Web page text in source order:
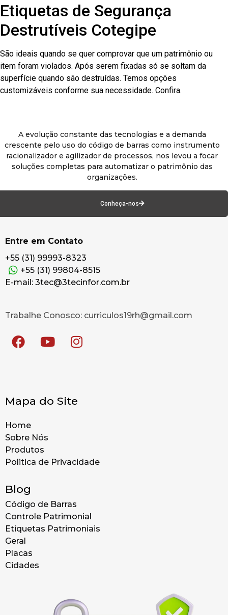
Etiquetas de Segurança
Destrutíveis Cotegipe
São ideais quando se quer comprovar que um patrimônio ou
item foram violados. Após serem fixadas só se soltam da
superfície quando são destruídas. Temos opções
customizáveis conforme sua necessidade. Confira.
A evolução constante das tecnologias e a demanda
crescente pelo uso do código de barras como instrumento
racionalizador e agilizador de processos, nos levou a focar
soluções completas para automatizar o patrimônio das
organizações.
Conheça-nos
Entre em Contato
+55 (31) 99993-8323
+55 (31) 99804-8515
E-mail: 3tec@3tecinfor.com.br
Trabalhe Conosco: curriculos19rh@gmail.com
Mapa do Site
Home
Sobre Nós
Produtos
Politica de Privacidade
Blog
Código de Barras
Controle Patrimonial
Etiquetas Patrimoniais
Geral
Placas
Cidades